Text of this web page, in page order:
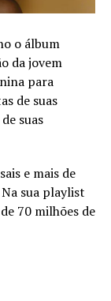
o álbum
da jovem
para
de suas
suas
e mais de
sua playlist
70 milhões de